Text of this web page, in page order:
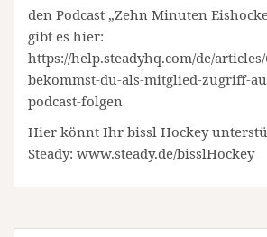
den Podcast „Zehn Minuten
gibt es hier:
https://help.steadyhq.com/de/articles/
bekommst-du-als-mitglied-zugriff-
podcast-folgen
Hier könnt Ihr bissl Hockey
Steady: www.steady.de/bisslHockey